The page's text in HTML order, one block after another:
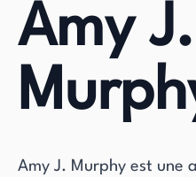
Amy J.
Amy J. Murphy est une